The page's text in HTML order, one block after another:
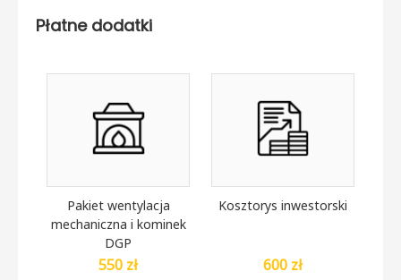
Płatne dodatki
Pakiet wentylacja
mechaniczna i kominek
DGP
550 zł
Kosztorys inwestorski
600 zł